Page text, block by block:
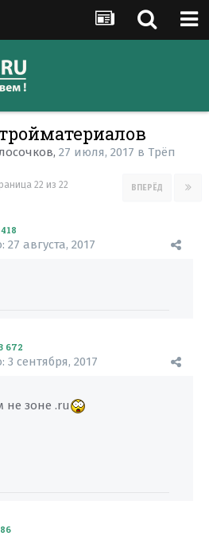
, 27 июля, 2017 в Трёп
ВПЕРЁД
22 из 22
418
27 августа, 2017
672
3 сентября, 2017
не зоне .ru